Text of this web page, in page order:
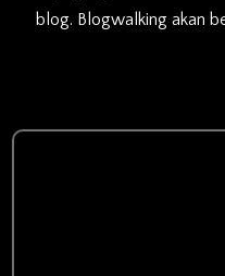
blog. Blogwalking akan